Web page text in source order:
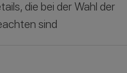
die bei der Wahl der
sind